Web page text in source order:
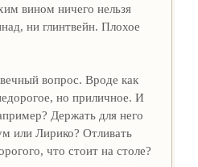
вином ничего нельзя
ни глинтвейн. Плохое
вопрос. Вроде как
но приличное. И
Держать для него
или Лирико? Отливать
что стоит на столе?